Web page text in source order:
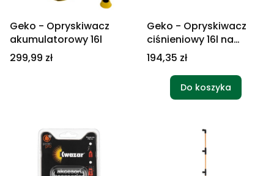
Geko - Opryskiwacz
akumulatorowy 16l
Cena
299,99 zł
Geko - Opryskiwacz
ciśnieniowy 16l na
kołach
Cena
194,35 zł
Do koszyka